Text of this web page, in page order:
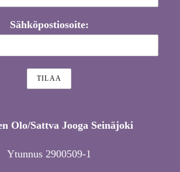
Sähköpostiosoite:
Olo/Sattva Jooga Seinäjoki
Ytunnus 2900509-1